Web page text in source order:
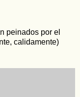
peinados por el
calidamente)